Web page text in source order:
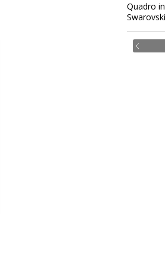
Quadro